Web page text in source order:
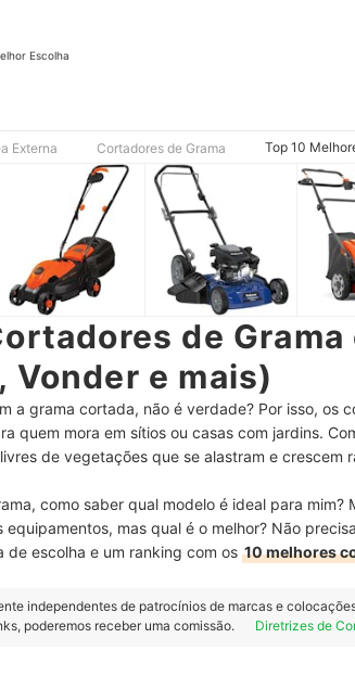
Escolha
Externa Cortadores de Grama Top 10
de Grama
e mais)
a grama cortada, não é verdade? Por isso, os
quem mora em sítios ou casas com jardins.
de vegetações que se alastram e crescem
como saber qual modelo é ideal para mim?
mas qual é o melhor? Não
escolha e um ranking com os 10 melhores
independentes de patrocínios de marcas e
poderemos receber uma comissão.
Diretrizes de